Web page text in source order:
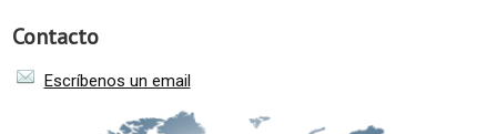
Contacto
Escríbenos un email